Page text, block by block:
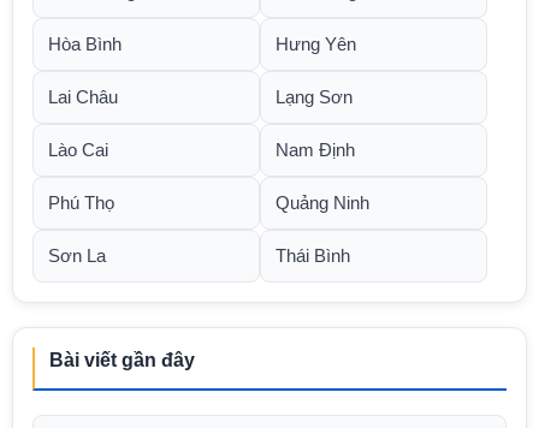
Hòa Bình Hưng Yên
Lai Châu Lạng Sơn
Lào Cai Nam Định
Phú Thọ Quảng Ninh
Sơn La Thái Bình
Bài viết gần đây